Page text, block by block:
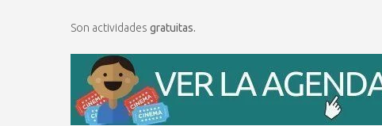
Son actividades gratuitas.